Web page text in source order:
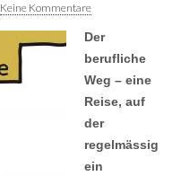
Keine Kommentare
Der
berufliche
Weg – eine
Reise, auf
der
regelmässig
ein